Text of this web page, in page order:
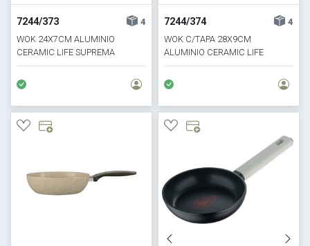
7244/373
4
WOK 24X7CM ALUMINIO
CERAMIC LIFE SUPREMA
7244/374
4
WOK C/TAPA 28X9CM
ALUMINIO CERAMIC LIFE
SUPREMA